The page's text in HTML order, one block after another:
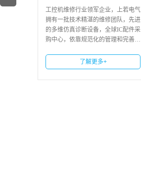
工控机维修行业领军企业，上若电气
拥有一批技术精湛的维修团队，先进
的多维仿真诊断设备，全球IC配件采
购中心，依靠规范化的管理和完善的
技术和最佳服务；始终追求以最快的
时间为
了解更多+